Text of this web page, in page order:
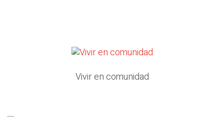
Vivir en comunidad